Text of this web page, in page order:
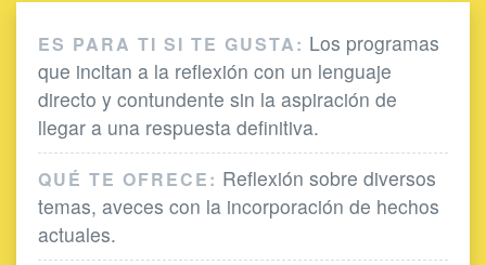
ES PARA TI SI TE GUSTA: Los programas
que incitan a la reflexión con un lenguaje
directo y contundente sin la aspiración de
llegar a una respuesta definitiva.
QUÉ TE OFRECE: Reflexión sobre diversos
temas, aveces con la incorporación de hechos
actuales.